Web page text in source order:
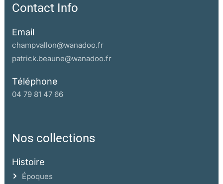
Contact Info
Email
champvallon@wanadoo.fr
patrick.beaune@wanadoo.fr
Téléphone
04 79 81 47 66
Nos collections
Histoire
Époques